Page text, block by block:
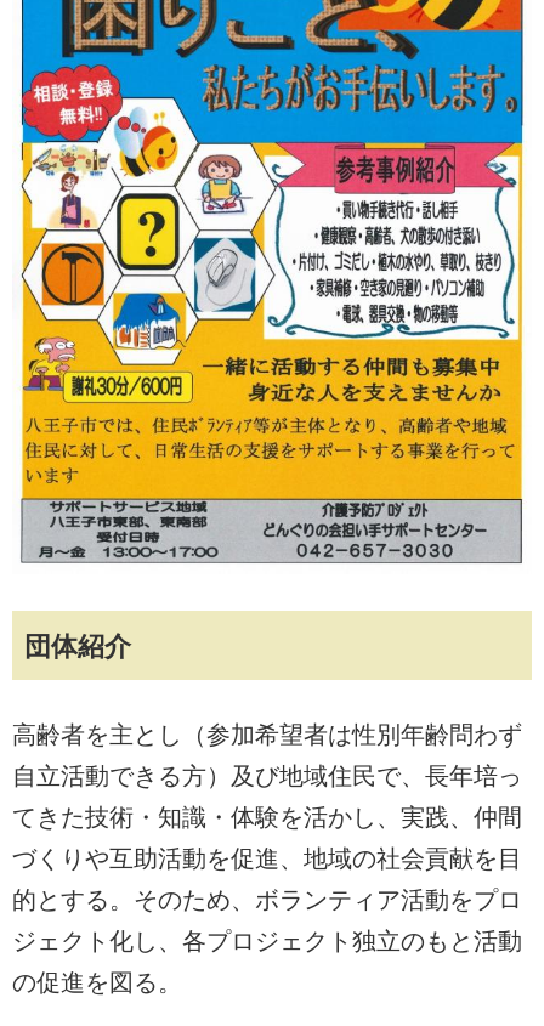
団体紹介
高齢者を主とし（参加希望者は性別年齢問わず
自立活動できる方）及び地域住民で、長年培っ
てきた技術・知識・体験を活かし、実践、仲間
づくりや互助活動を促進、地域の社会貢献を目
的とする。そのため、ボランティア活動をプロ
ジェクト化し、各プロジェクト独立のもと活動
の促進を図る。